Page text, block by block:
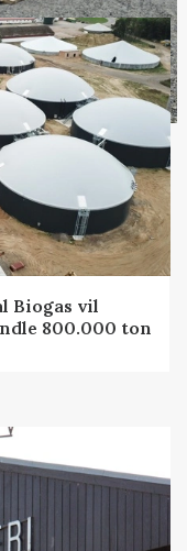
Biogas vil
800.000 ton